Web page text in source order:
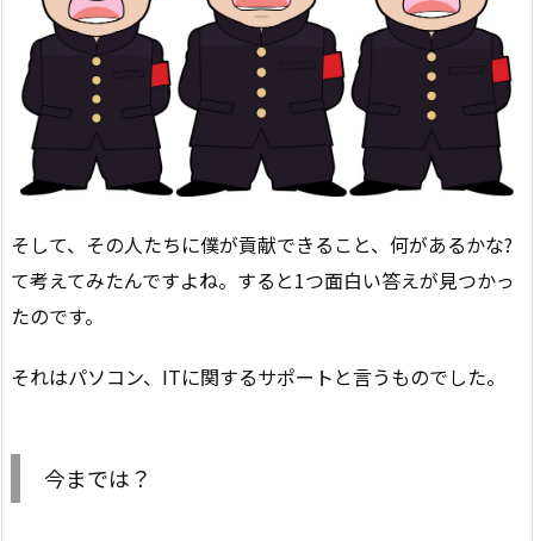
そして、その人たちに僕が貢献できること、何があるかな?
て考えてみたんですよね。すると1つ面白い答えが見つかっ
たのです。
それはパソコン、ITに関するサポートと言うものでした。
今までは？